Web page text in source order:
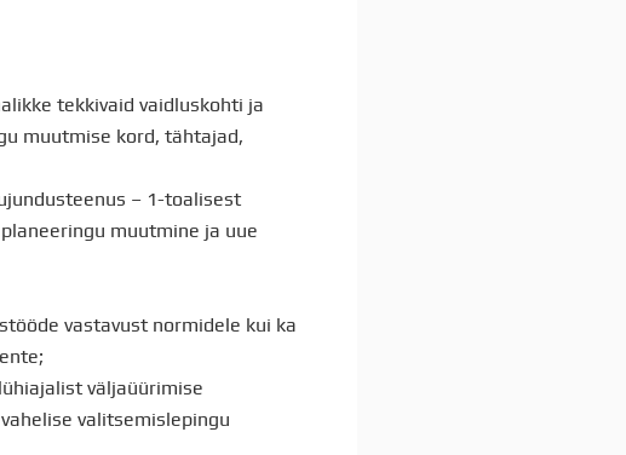
tekkivaid vaidluskohti ja
muutmise kord, tähtajad,
– 1-toalisest
muutmine ja uue
vastavust normidele kui ka
väljaüürimise
valitsemislepingu